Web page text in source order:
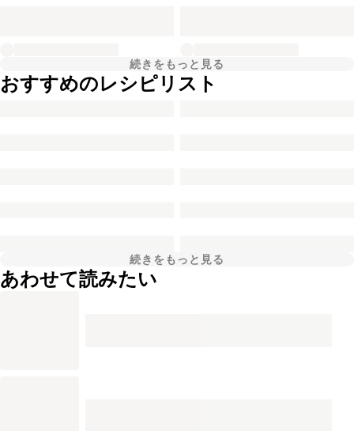
続きをもっと見る
おすすめのレシピリスト
続きをもっと見る
あわせて読みたい